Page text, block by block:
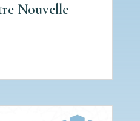
Nouvelle